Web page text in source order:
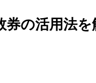
券の活用法を